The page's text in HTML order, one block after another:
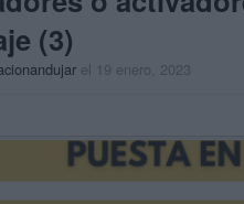
(3)
el 19 enero, 2023